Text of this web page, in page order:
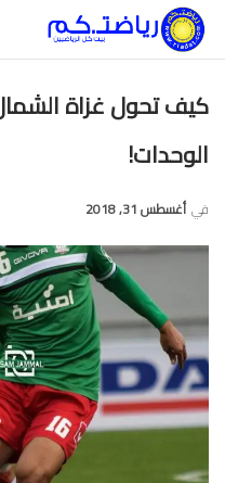
كيف تحول غزاة
الوحدات!
في أغسطس 31, 2018